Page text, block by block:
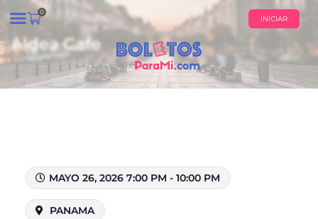
0
INICIAR
Aldea Cafe
MAYO 26, 2026 7:00 PM - 10:00 PM
PANAMA